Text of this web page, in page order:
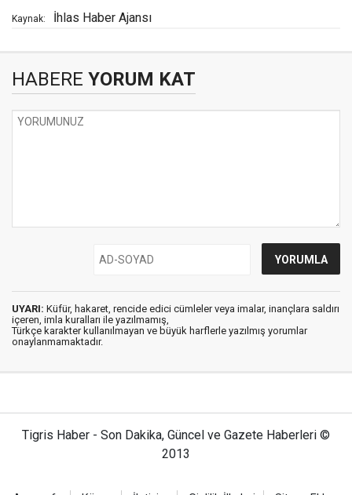
Kaynak: İhlas Haber Ajansı
HABERE YORUM KAT
UYARI: Küfür, hakaret, rencide edici cümleler veya imalar, inançlara saldırı
içeren, imla kuralları ile yazılmamış,
Türkçe karakter kullanılmayan ve büyük harflerle yazılmış yorumlar
onaylanmamaktadır.
Tigris Haber - Son Dakika, Güncel ve Gazete Haberleri ©
2013